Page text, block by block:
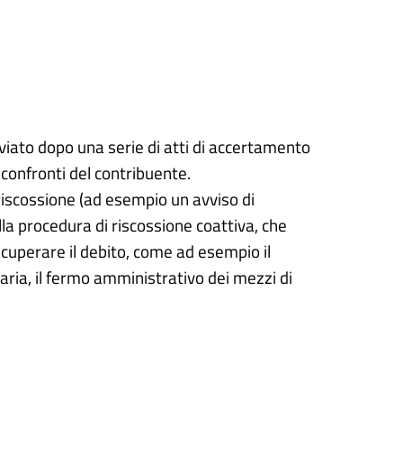
dopo una serie di atti di accertamento
del contribuente.
(ad esempio un avviso di
procedura di riscossione coattiva, che
il debito, come ad esempio il
il fermo amministrativo dei mezzi di